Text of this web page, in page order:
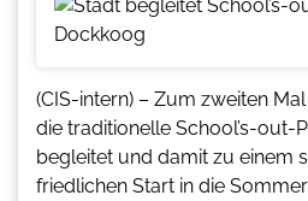
(CIS-intern) – Zum zweiten
die traditionelle School’s-out-
begleitet und damit zu einem
friedlichen Start in die